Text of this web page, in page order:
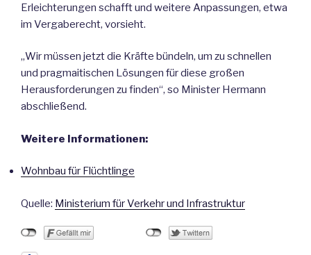
Erleichterungen schafft und weitere Anpassungen, etwa
im Vergaberecht, vorsieht.
„Wir müssen jetzt die Kräfte bündeln, um zu schnellen
und pragmaitischen Lösungen für diese großen
Herausforderungen zu finden“, so Minister Hermann
abschließend.
Weitere Informationen:
Wohnbau für Flüchtlinge
Quelle: Ministerium für Verkehr und Infrastruktur